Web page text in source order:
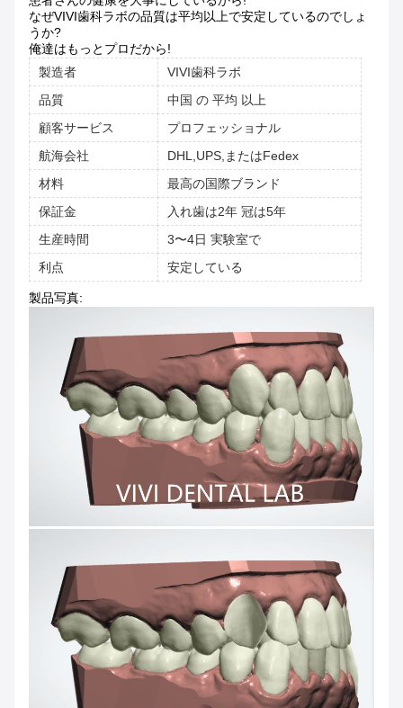
なぜVIVI歯科ラボの品質は平均以上で安定しているのでしょ
うか?
俺達はもっとプロだから!
製造者
VIVI歯科ラボ
品質
中国 の 平均 以上
顧客サービス
プロフェッショナル
航海会社
DHL,UPS,またはFedex
材料
最高の国際ブランド
保証金
入れ歯は2年 冠は5年
生産時間
3〜4日 実験室で
利点
安定している
製品写真: